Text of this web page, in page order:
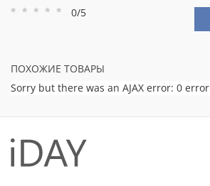
Рейтинг
Рейтинг
Рейтинг
Рейтинг
Рейтинг
0/5
ПОХОЖИЕ ТОВАРЫ
Sorry but there was an AJAX error: 0 error